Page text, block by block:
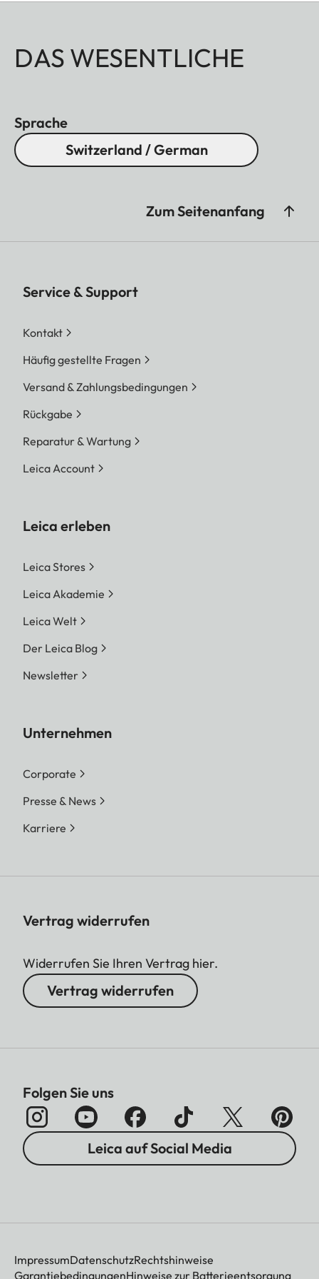
DAS WESENTLICHE
Sprache
Switzerland / German
Zum Seitenanfang
Service & Support
Kontakt
Häufig gestellte Fragen
Versand & Zahlungsbedingungen
Rückgabe
Reparatur & Wartung
Leica Account
Leica erleben
Leica Stores
Leica Akademie
Leica Welt
Der Leica Blog
Newsletter
Unternehmen
Corporate
Presse & News
Karriere
Vertrag widerrufen
Widerrufen Sie Ihren Vertrag hier.
Vertrag widerrufen
Folgen Sie uns
Leica auf Social Media
ImpressumDatenschutzRechtshinweise
GarantiebedingungenHinweise zur Batterieentsorgung